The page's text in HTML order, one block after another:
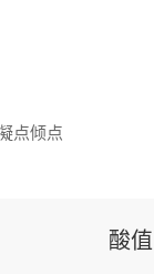
点倾点
酸值